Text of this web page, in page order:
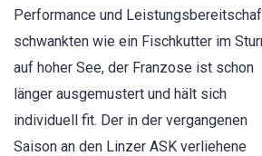
Performance und
schwankten wie ein Fischkutter im
auf hoher See, der Franzose ist schon
länger ausgemustert und hält sich
individuell fit. Der in der vergangenen
Saison an den Linzer ASK verliehene